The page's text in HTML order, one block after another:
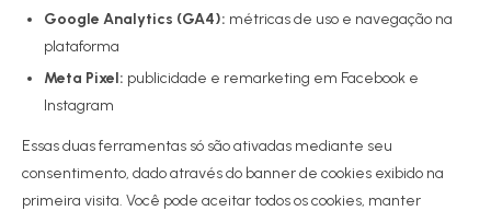
Google Analytics (GA4): métricas de uso e navegação na
plataforma
Meta Pixel: publicidade e remarketing em Facebook e
Instagram
Essas duas ferramentas só são ativadas mediante seu
consentimento, dado através do banner de cookies exibido na
primeira visita. Você pode aceitar todos os cookies, manter